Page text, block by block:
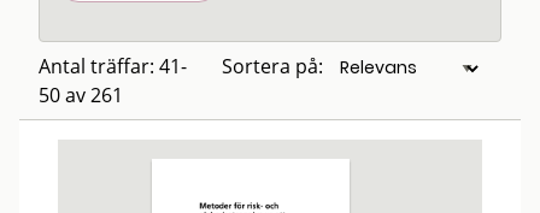
Antal träffar: 41-
50 av 261
Sortera på: